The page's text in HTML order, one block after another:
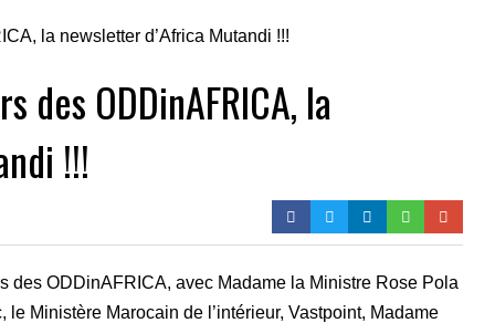
des ODDinAFRICA, la
!!!
des ODDinAFRICA, avec Madame la Ministre Rose Pola
Ministère Marocain de l’intérieur, Vastpoint, Madame